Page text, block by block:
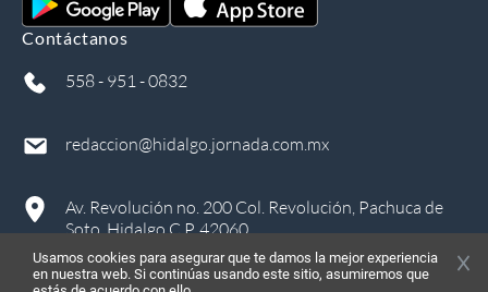
Contáctanos
558 - 951 - 0832
redaccion@hidalgo.jornada.com.mx
Av. Revolución no. 200 Col. Revolución, Pachuca de
Soto, Hidalgo C.P. 42060
Usamos cookies para asegurar que te damos la mejor experiencia
en nuestra web. Si continúas usando este sitio, asumiremos que